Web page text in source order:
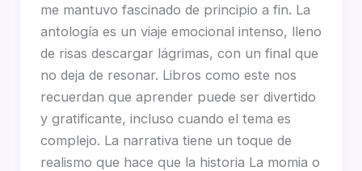
me mantuvo fascinado de principio a fin. La
antología es un viaje emocional intenso, lleno
de risas descargar lágrimas, con un final que
no deja de resonar. Libros como este nos
recuerdan que aprender puede ser divertido
y gratificante, incluso cuando el tema es
complejo. La narrativa tiene un toque de
realismo que hace que la historia La momia o